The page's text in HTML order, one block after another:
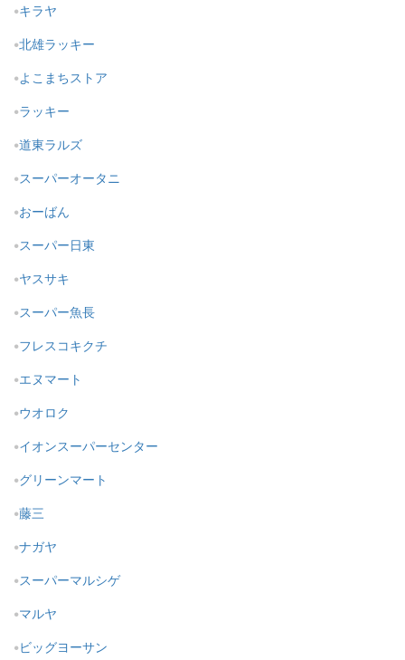
キラヤ
北雄ラッキー
よこまちストア
ラッキー
道東ラルズ
スーパーオータニ
おーばん
スーパー日東
ヤスサキ
スーパー魚長
フレスコキクチ
エヌマート
ウオロク
イオンスーパーセンター
グリーンマート
藤三
ナガヤ
スーパーマルシゲ
マルヤ
ビッグヨーサン